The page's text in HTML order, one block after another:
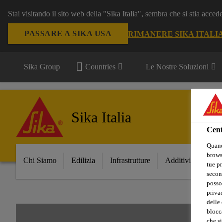
Stai visitando il sito web della "Sika Italia", sembra che si stia
PASSARE A SIKA USA RIMANERE SIKA
Sika Group Countries Le Nostre Soluzioni
Sika Italia
Chi Siamo Edilizia Infrastrutture Additivi per
tue
delle